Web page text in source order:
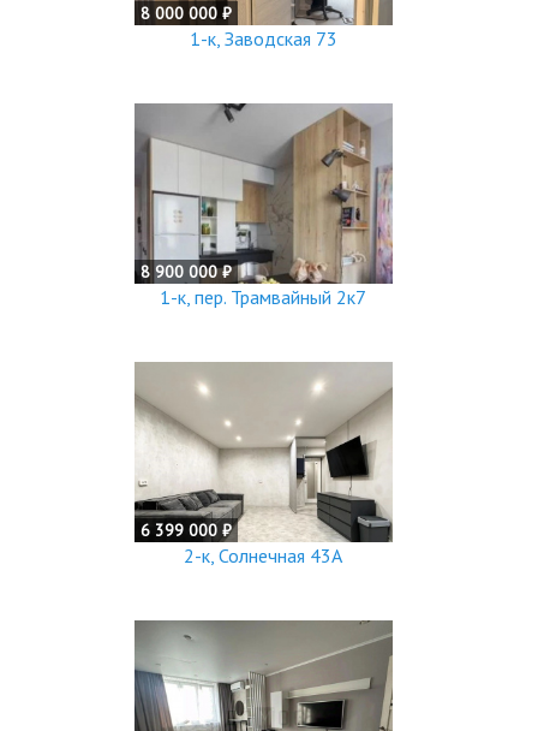
8 000 000 ₽
1-к, Заводская 73
8 900 000 ₽
1-к, пер. Трамвайный 2к7
6 399 000 ₽
2-к, Солнечная 43А